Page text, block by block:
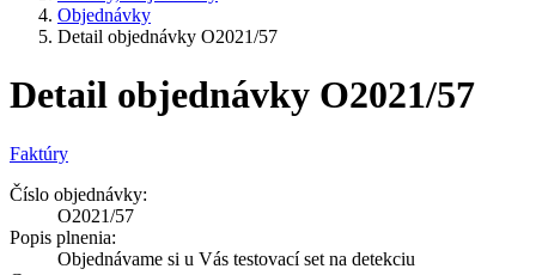
Objednávky
Detail objednávky O2021/57
Detail objednávky O2021/57
Faktúry
Číslo objednávky:
O2021/57
Popis plnenia:
Objednávame si u Vás testovací set na detekciu